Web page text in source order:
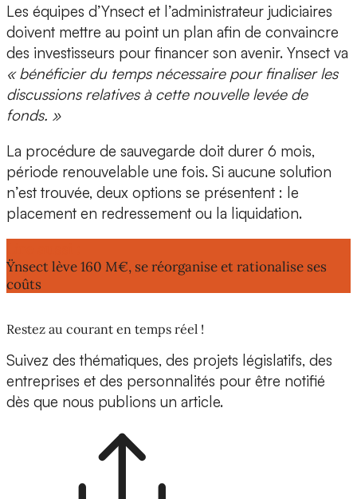
Les équipes d’Ynsect et l’administrateur judiciaires
doivent mettre au point un plan afin de convaincre
des investisseurs pour financer son avenir. Ynsect va
« bénéficier du temps nécessaire pour finaliser les
discussions relatives à cette nouvelle levée de
fonds. »
La procédure de sauvegarde doit durer 6 mois,
période renouvelable une fois. Si aucune solution
n’est trouvée, deux options se présentent : le
placement en redressement ou la liquidation.
Ÿnsect lève 160 M€, se réorganise et rationalise ses
coûts
Restez au courant en temps réel !
Suivez des thématiques, des projets législatifs, des
entreprises et des personnalités pour être notifié
dès que nous publions un article.